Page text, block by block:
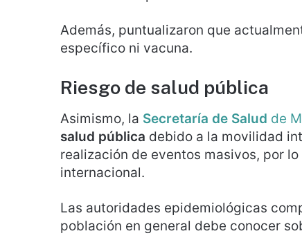
Además, puntualizaron que
específico ni vacuna.
Riesgo de salud pública
Asimismo, la Secretaría de Salud de
salud pública debido a la movilidad
realización de eventos masivos, por
internacional.
Las autoridades epidemiológicas
población en general debe conocer